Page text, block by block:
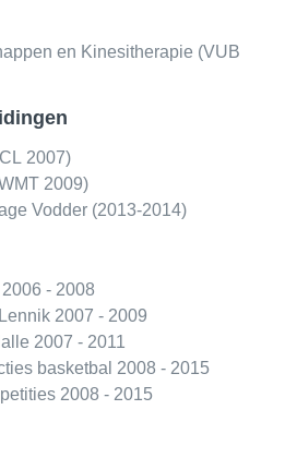
en Kinesitherapie (VUB
2007)
2009)
Vodder (2013-2014)
- 2008
2007 - 2009
2007 - 2011
basketbal 2008 - 2015
2008 - 2015